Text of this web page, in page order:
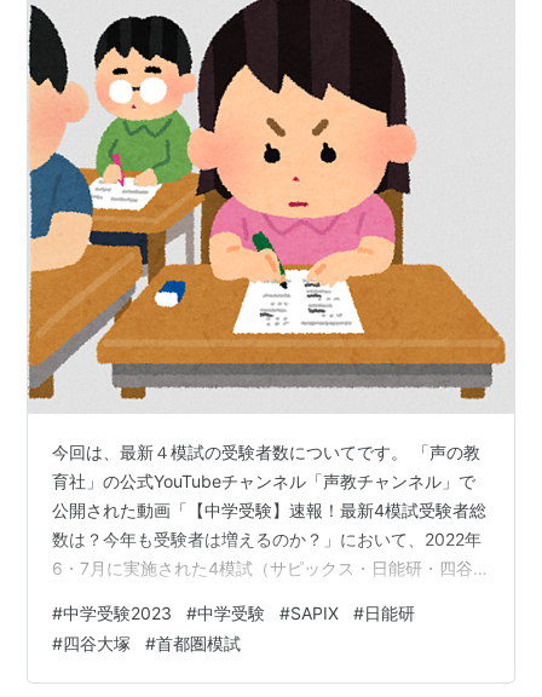
今回は、最新４模試の受験者数についてです。 「声の教
育社」の公式YouTubeチャンネル「声教チャンネル」で
公開された動画「【中学受験】速報！最新4模試受験者総
数は？今年も受験者は増えるのか？」において、2022年
6・7月に実施された4模試（サピックス・日能研・四谷
た。 去年度は、中学受験者が増加し、少子化の中、過去
２番目の受験者数となったことが話題になりました。 今
年度の増減はどうなるでしょうか。 去年度６、７月の４
#中学受験2023 #中学受験 #SAPIX #日能研
#四谷大塚 #首都圏模試